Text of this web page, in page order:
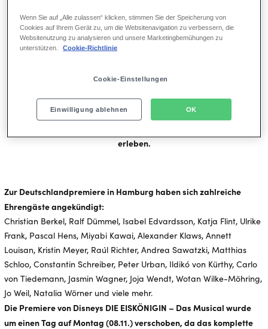
November im Stage Theater an der Elbe. Die Vorstellung –
darunter zahlreiche prominente Ehrengäste s.u. - beginnt um 19
Uhr. Das Publikum erwartet das fantastisches Musical-
faszinierenden Winterwelt, mit magischen Effekten zu vielfach
ausgezeichneter Musik wie dem berühmten Hit „Lass jetzt los“
(„Let It Go“). In den Hauptrollen sind unter anderem Celena
erleben.
Zur Deutschlandpremiere in Hamburg haben sich zahlreiche
Ehrengäste angekündigt:
Christian Berkel, Ralf Dümmel, Isabel Edvardsson, Katja Flint, Ulrike
Frank, Pascal Hens, Miyabi Kawai, Alexander Klaws, Annett
Louisan, Kristin Meyer, Raúl Richter, Andrea Sawatzki, Matthias
Schloo, Constantin Schreiber, Peter Urban, Ildikó von Kürthy, Carlo
von Tiedemann, Jasmin Wagner, Joja Wendt, Wotan Wilke-Möhring,
Jo Weil, Natalia Wörner und viele mehr.
Die Premiere von Disneys DIE EISKÖNIGIN – Das Musical wurde
um einen Tag auf Montag (08.11.) verschoben, da das komplette
Wenn Sie auf „Alle zulassen“ klicken, stimmen Sie der Speicherung von
Cookies auf Ihrem Gerät zu, um die Websitenavigation zu verbessern, die
Websitenutzung zu analysieren und unsere Marketingbemühungen zu
unterstützen.
Cookie-Richtlinie
Cookie-Einstellungen
Einwilligung ablehnen OK